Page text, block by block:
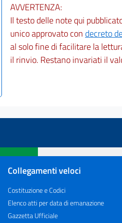
AVVERTENZA:
Il testo delle note qui
unico approvato con decreto
al solo fine di facilitare la
il rinvio. Restano invariati il
Collegamenti veloci
Costituzione e Codici
Elenco atti per data di emanazione
Gazzetta Ufficiale